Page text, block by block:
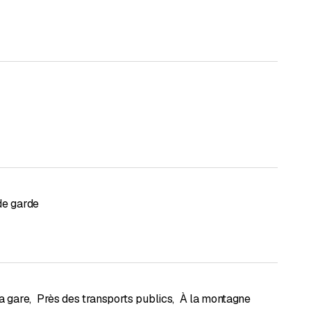
en particulier avec les écrans tactiles/interactifs
garde
gare, Près des transports publics, À la montagne